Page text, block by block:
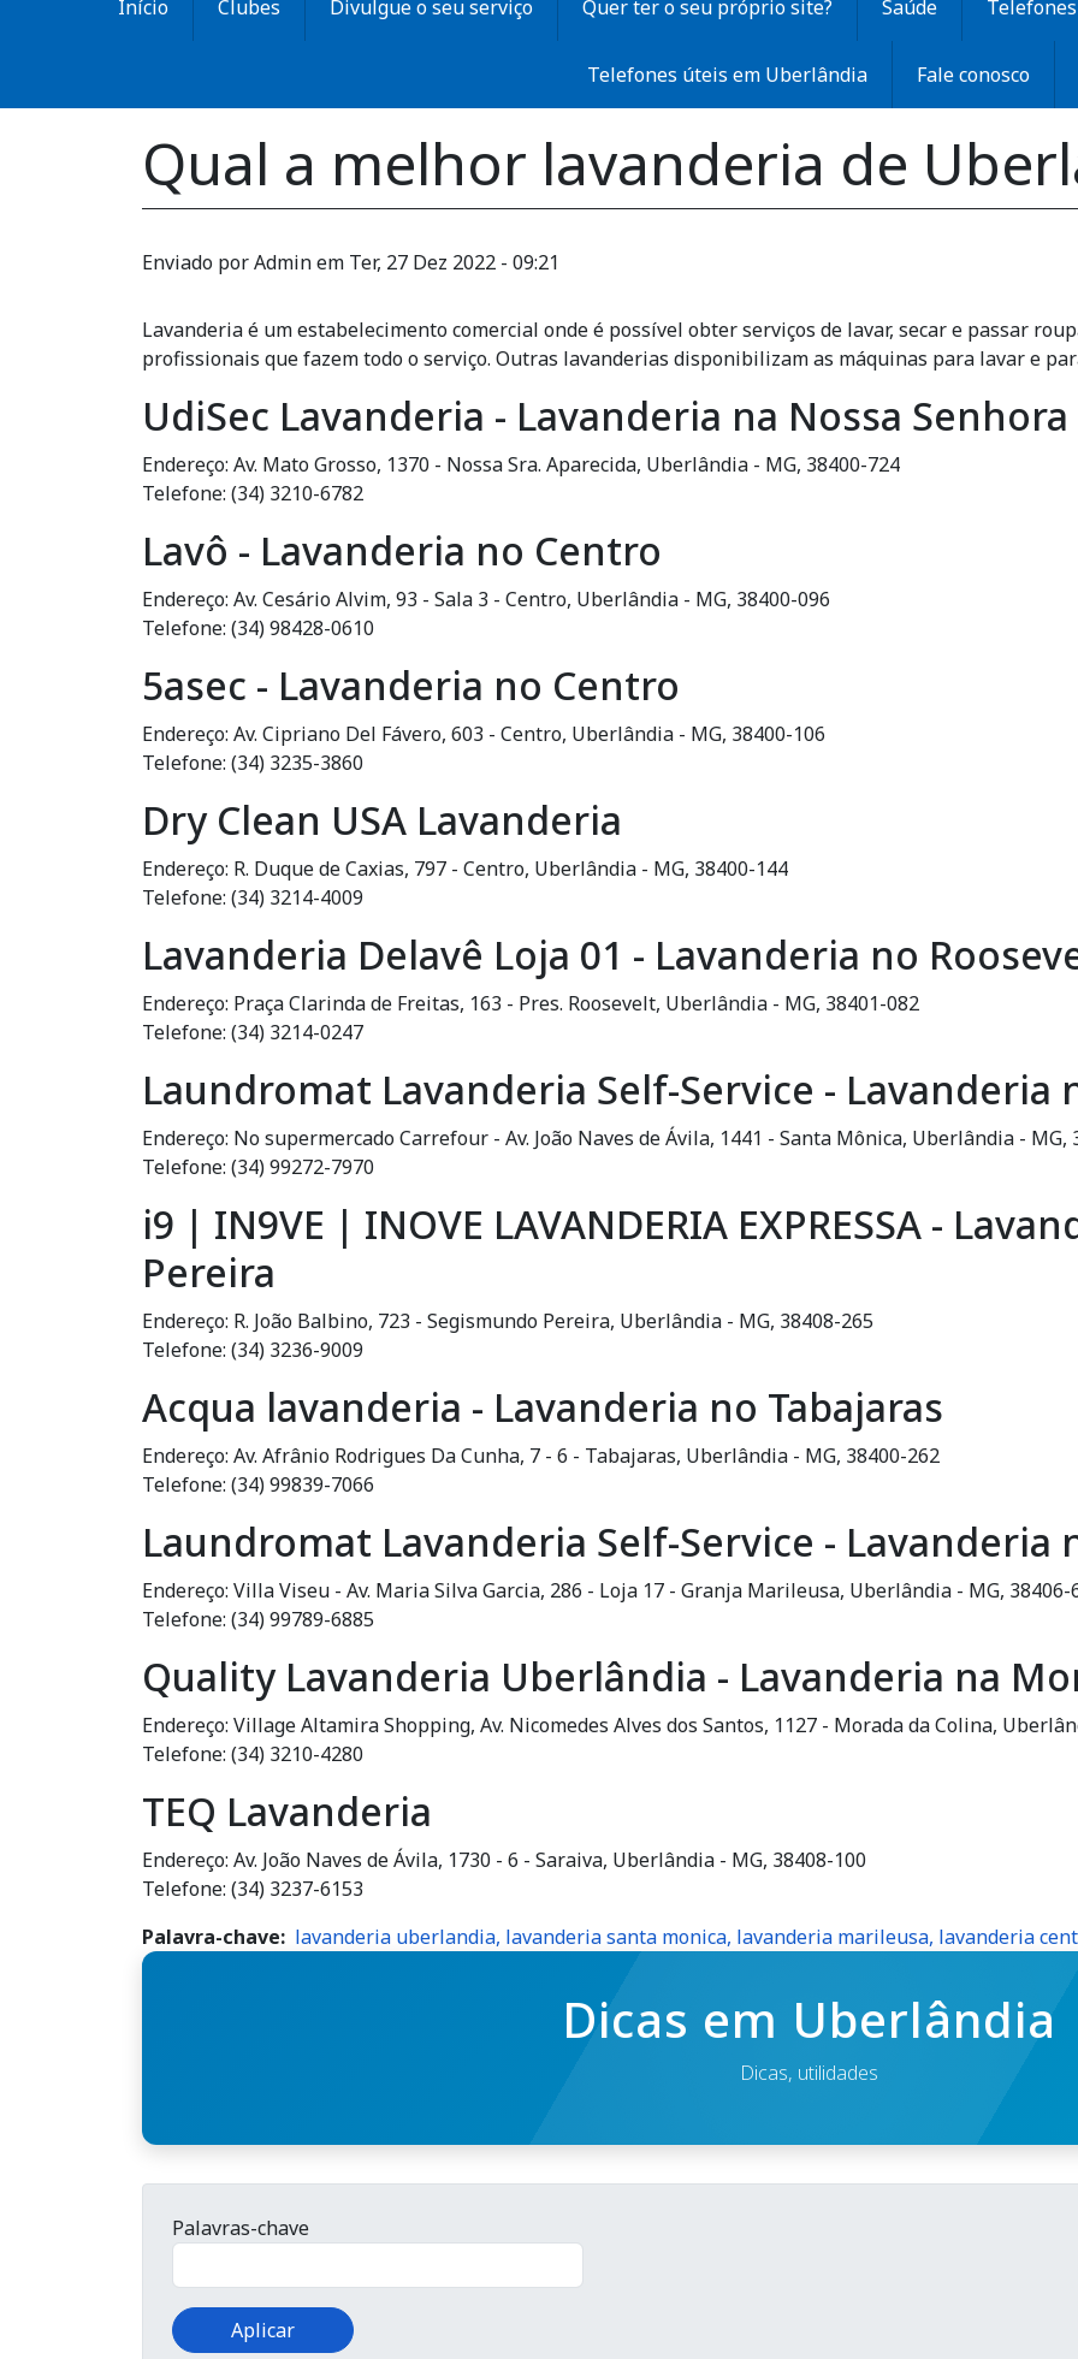
Início Clubes Divulgue o seu serviço Quer ter o seu próprio site? Saúde
Telefones úteis em Uberlândia Fale conosco
Qual a melhor lavanderia de
Enviado porAdminem Ter, 27 Dez 2022 - 09:21
Lavanderia é um estabelecimento comercial onde é possível obter serviços de lavar, secar e passar
profissionais que fazem todo o serviço. Outras lavanderias disponibilizam as máquinas para lavar e
UdiSec Lavanderia - Lavanderia na Nossa
Endereço: Av. Mato Grosso, 1370 - Nossa Sra. Aparecida, Uberlândia - MG, 38400-724
Telefone: (34) 3210-6782
Lavô - Lavanderia no Centro
Endereço: Av. Cesário Alvim, 93 - Sala 3 - Centro, Uberlândia - MG, 38400-096
Telefone: (34) 98428-0610
5asec - Lavanderia no Centro
Endereço: Av. Cipriano Del Fávero, 603 - Centro, Uberlândia - MG, 38400-106
Telefone: (34) 3235-3860
Dry Clean USA Lavanderia
Endereço: R. Duque de Caxias, 797 - Centro, Uberlândia - MG, 38400-144
Telefone: (34) 3214-4009
Lavanderia Delavê Loja 01 - Lavanderia no
Endereço: Praça Clarinda de Freitas, 163 - Pres. Roosevelt, Uberlândia - MG, 38401-082
Telefone: (34) 3214-0247
Laundromat Lavanderia Self-Service - Lavanderia
Endereço: No supermercado Carrefour - Av. João Naves de Ávila, 1441 - Santa Mônica, Uberlândia - MG,
Telefone: (34) 99272-7970
i9 | IN9VE | INOVE LAVANDERIA EXPRESSA -
Pereira
Endereço: R. João Balbino, 723 - Segismundo Pereira, Uberlândia - MG, 38408-265
Telefone: (34) 3236-9009
Acqua lavanderia - Lavanderia no Tabajaras
Endereço: Av. Afrânio Rodrigues Da Cunha, 7 - 6 - Tabajaras, Uberlândia - MG, 38400-262
Telefone: (34) 99839-7066
Laundromat Lavanderia Self-Service - Lavanderia
Endereço: Villa Viseu - Av. Maria Silva Garcia, 286 - Loja 17 - Granja Marileusa, Uberlândia - MG, 38406-
Telefone: (34) 99789-6885
Quality Lavanderia Uberlândia - Lavanderia na
Endereço: Village Altamira Shopping, Av. Nicomedes Alves dos Santos, 1127 - Morada da Colina,
Telefone: (34) 3210-4280
TEQ Lavanderia
Endereço: Av. João Naves de Ávila, 1730 - 6 - Saraiva, Uberlândia - MG, 38408-100
Telefone: (34) 3237-6153
Palavra-chave
lavanderia uberlandia, lavanderia santa monica, lavanderia marileusa, lavanderia
Dicas em Uberlândia
Dicas, utilidades
Palavras-chave